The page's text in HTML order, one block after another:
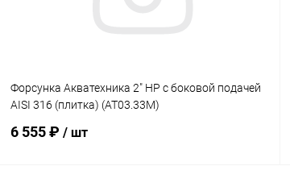
Форсунка Акватехника 2" НР с боковой подачей
AISI 316 (плитка) (AT03.33M)
6 555 ₽ / шт